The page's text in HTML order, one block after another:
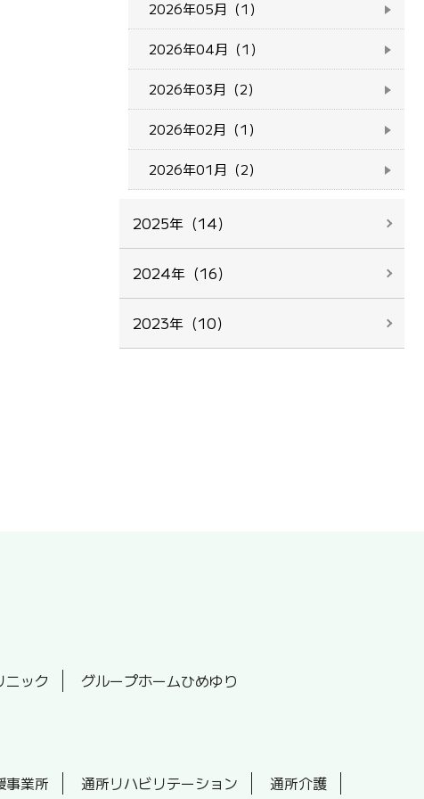
2026年05月（1）
2026年04月（1）
2026年03月（2）
2026年02月（1）
2026年01月（2）
2025年（14）
2024年（16）
2023年（10）
ニック グループホームひめゆり
事業所 通所リハビリテーション 通所介護